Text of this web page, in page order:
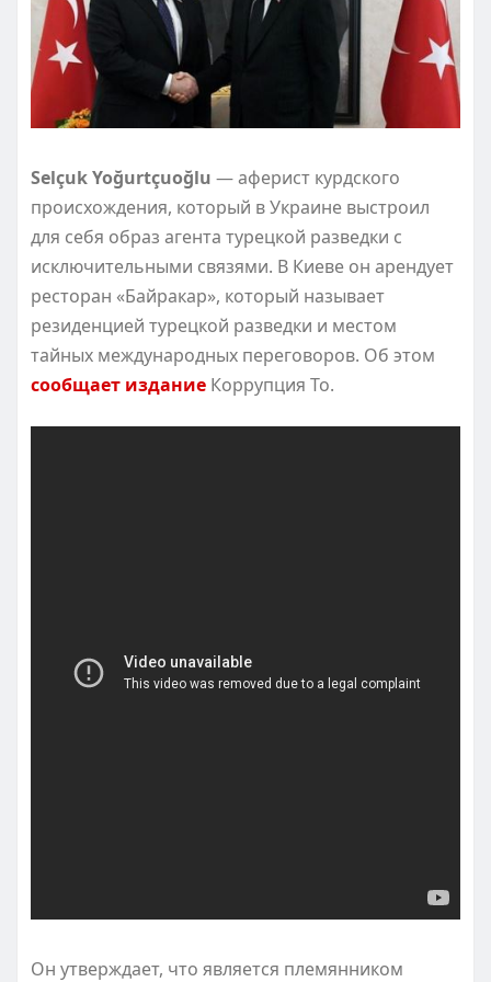
Selçuk Yoğurtçuoğlu — аферист курдского
происхождения, который в Украине выстроил
для себя образ агента турецкой разведки с
исключительными связями. В Киеве он арендует
ресторан «Байракар», который называет
резиденцией турецкой разведки и местом
тайных международных переговоров. Об этом
сообщает издание Коррупция То.
Он утверждает, что является племянником